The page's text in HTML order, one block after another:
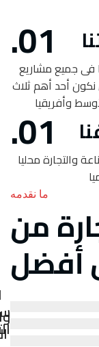
فى جميع مشاريع
نكون أحد أهم ثلاث
وأفريقيا
والتجارة محليا
ما نقدمه
من
أفضل